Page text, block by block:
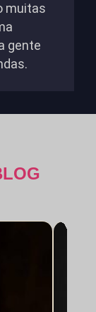
muitas
gente